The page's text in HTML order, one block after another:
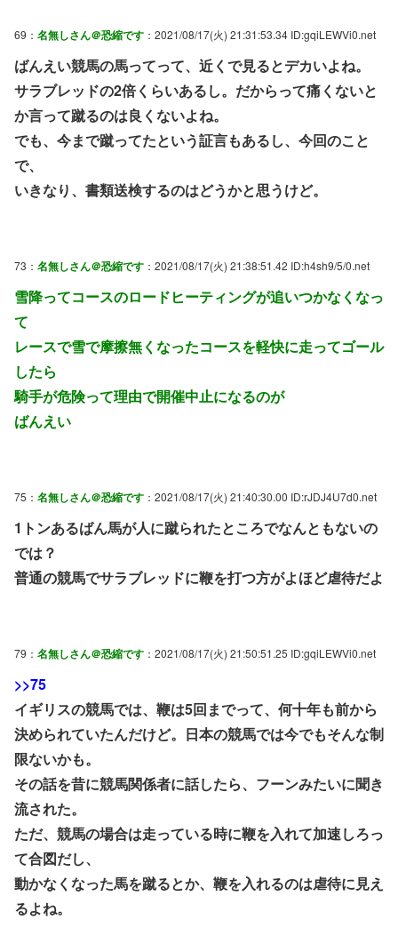
69： 名無しさん＠恐縮です ：2021/08/17(火) 21:31:53.34 ID:gqiLEWVi0.net
ばんえい競馬の馬ってって、近くで見るとデカいよね。
サラブレッドの2倍くらいあるし。だからって痛くないと
か言って蹴るのは良くないよね。
でも、今まで蹴ってたという証言もあるし、今回のこと
で、
いきなり、書類送検するのはどうかと思うけど。
73： 名無しさん＠恐縮です ：2021/08/17(火) 21:38:51.42 ID:h4sh9/5/0.net
雪降ってコースのロードヒーティングが追いつかなくなっ
て
レースで雪で摩擦無くなったコースを軽快に走ってゴール
したら
騎手が危険って理由で開催中止になるのが
ばんえい
75： 名無しさん＠恐縮です ：2021/08/17(火) 21:40:30.00 ID:rJDJ4U7d0.net
1トンあるばん馬が人に蹴られたところでなんともないの
では？
普通の競馬でサラブレッドに鞭を打つ方がよほど虐待だよ
79： 名無しさん＠恐縮です ：2021/08/17(火) 21:50:51.25 ID:gqiLEWVi0.net
>>75
イギリスの競馬では、鞭は5回までって、何十年も前から
決められていたんだけど。日本の競馬では今でもそんな制
限ないかも。
その話を昔に競馬関係者に話したら、フーンみたいに聞き
流された。
ただ、競馬の場合は走っている時に鞭を入れて加速しろっ
て合図だし、
動かなくなった馬を蹴るとか、鞭を入れるのは虐待に見え
るよね。